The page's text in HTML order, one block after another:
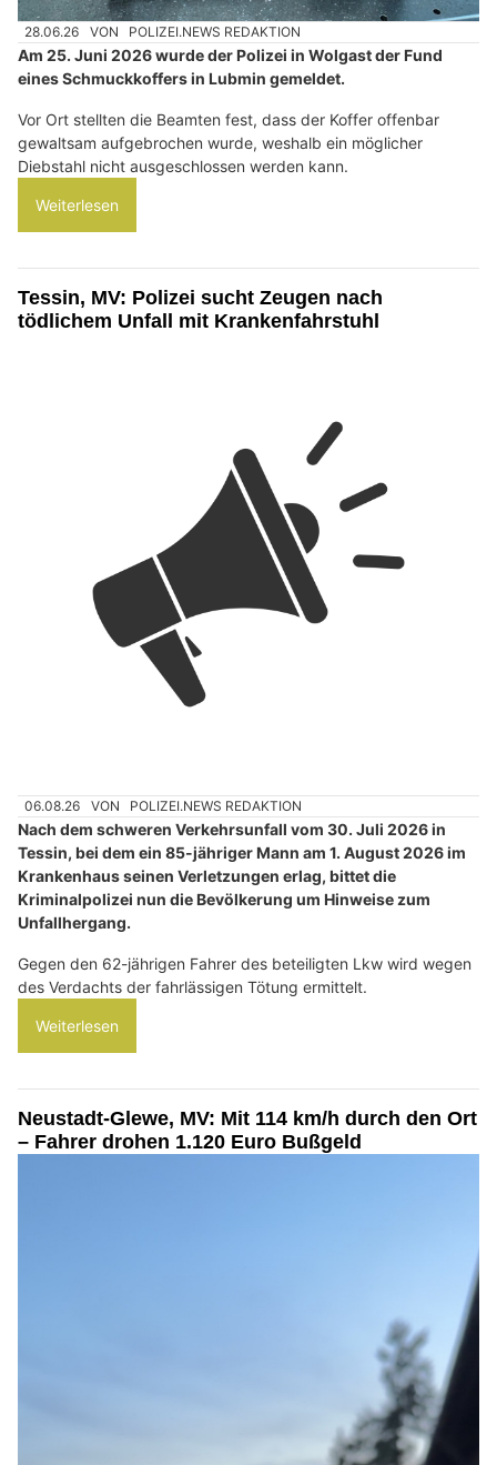
28.06.26 VON POLIZEI.NEWS REDAKTION
Am 25. Juni 2026 wurde der Polizei in Wolgast der Fund
eines Schmuckkoffers in Lubmin gemeldet.
Vor Ort stellten die Beamten fest, dass der Koffer offenbar
gewaltsam aufgebrochen wurde, weshalb ein möglicher
Diebstahl nicht ausgeschlossen werden kann.
Weiterlesen
Tessin, MV: Polizei sucht Zeugen nach
tödlichem Unfall mit Krankenfahrstuhl
06.08.26 VON POLIZEI.NEWS REDAKTION
Nach dem schweren Verkehrsunfall vom 30. Juli 2026 in
Tessin, bei dem ein 85-jähriger Mann am 1. August 2026 im
Krankenhaus seinen Verletzungen erlag, bittet die
Kriminalpolizei nun die Bevölkerung um Hinweise zum
Unfallhergang.
Gegen den 62-jährigen Fahrer des beteiligten Lkw wird wegen
des Verdachts der fahrlässigen Tötung ermittelt.
Weiterlesen
Neustadt-Glewe, MV: Mit 114 km/h durch den Ort
– Fahrer drohen 1.120 Euro Bußgeld